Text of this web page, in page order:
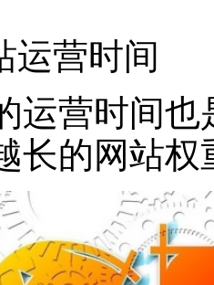
营时间
营时间也
长的网站权